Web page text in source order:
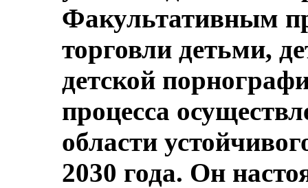
Факультативным
торговли детьми,
детской
процесса
области
2030 года. Он